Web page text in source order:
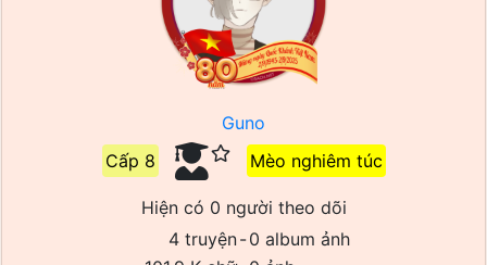
Guno
Cấp 8
Mèo nghiêm túc
Hiện có 0 người theo dõi
4 truyện-0 album ảnh